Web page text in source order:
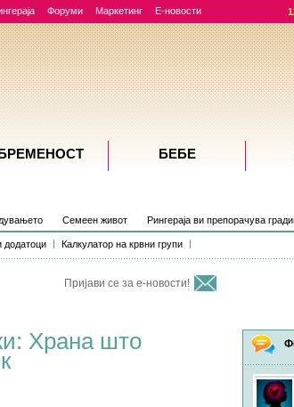
Форуми Маркетинг Е-новости
Калкулатор на крвни групи
Семеен живот Рингераја ви препорачува
Пријави се за е-новости!
Храна што
БЕБЕ